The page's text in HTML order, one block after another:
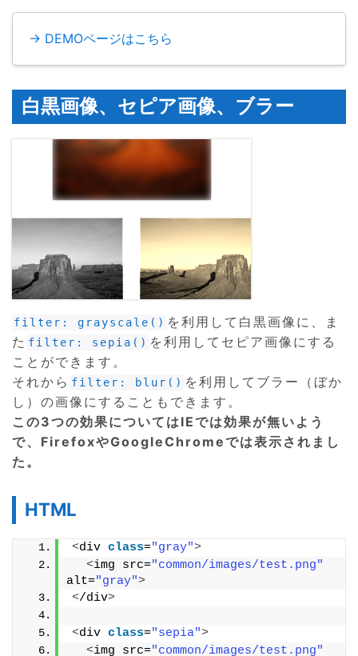
→ DEMOページはこちら
白黒画像、セピア画像、ブラー
filter: grayscale() を利用して白黒画像に、ま
た filter: sepia() を利用してセピア画像にする
ことができます。
それから filter: blur() を利用してブラー（ぼか
し）の画像にすることもできます。
この3つの効果についてはIEでは効果が無いよう
で、FirefoxやGoogleChromeでは表示されまし
た。
HTML
<div class="gray">
<img src="common/images/test.png"
alt="gray">
</div>
<div class="sepia">
<img src="common/images/test.png"